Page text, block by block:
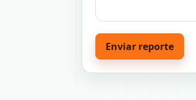
Enviar reporte